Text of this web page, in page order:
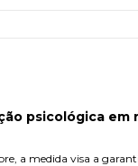
psicológica em
a medida visa a